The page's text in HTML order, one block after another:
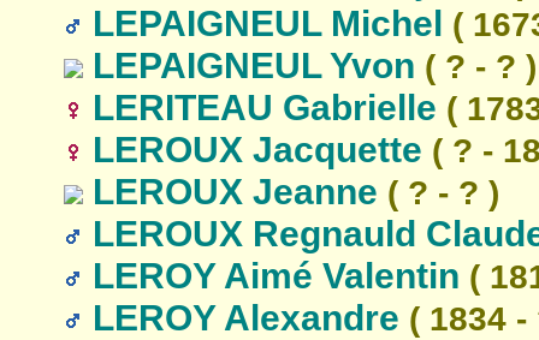
LEPAIGNEUL Michel (
LEPAIGNEUL Yvon ( ? - ? )
LERITEAU Gabrielle (
LEROUX Jacquette ( ? -
LEROUX Jeanne ( ? - ? )
LEROUX Regnauld
LEROY Aimé Valentin (
LEROY Alexandre ( 1834 -